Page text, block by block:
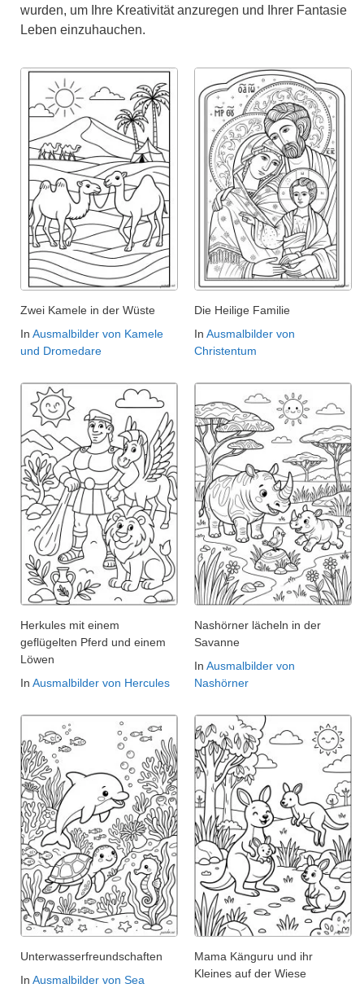
wurden, um Ihre Kreativität anzuregen und Ihrer Fantasie
Leben einzuhauchen.
Zwei Kamele in der Wüste
In Ausmalbilder von Kamele
und Dromedare
Die Heilige Familie
In Ausmalbilder von
Christentum
Herkules mit einem
geflügelten Pferd und einem
Löwen
In Ausmalbilder von Hercules
Nashörner lächeln in der
Savanne
In Ausmalbilder von
Nashörner
Unterwasserfreundschaften
In Ausmalbilder von Sea
Mama Känguru und ihr
Kleines auf der Wiese